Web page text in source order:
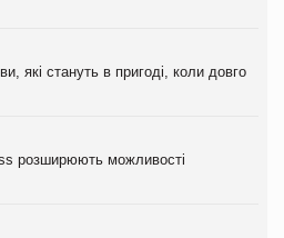
які стануть в пригоді, коли довго
розширюють можливості